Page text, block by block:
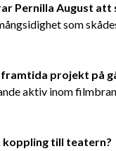
Pernilla August att
som
projekt på
aktiv inom
koppling till teatern?